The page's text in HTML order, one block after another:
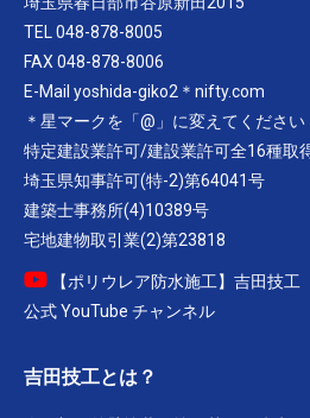
TEL 048-878-8005
FAX 048-878-8006
E-Mail yoshida-giko2＊nifty.com
＊星マークを「@」に変えてください
特定建設業許可/建設業許可全16種取
埼玉県知事許可(特-2)第64041号
建築士事務所(4)10389号
宅地建物取引業(2)第23818
【ポリウレア防水施工】吉田技工
公式 YouTube チャンネル
吉田技工とは？